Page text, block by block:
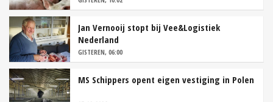
Jan Vernooij stopt bij Vee&Logistiek
Nederland
GISTEREN, 06:00
MS Schippers opent eigen vestiging in Polen